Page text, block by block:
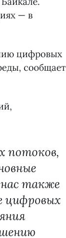
— в
цифровых
сообщает
потоков,
также
цифровых